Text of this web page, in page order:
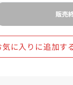
販売
気に入りに追加す